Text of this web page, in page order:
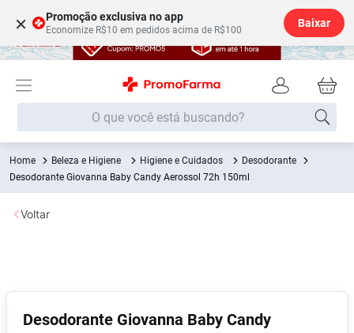
× Promoção exclusiva no app
Economize R$10 em pedidos acima de R$100
Baixar
O que você está buscando?
Beleza e Higiene Higiene e Cuidados
Desodorante
Desodorante Giovanna Baby Candy Aerossol 72h 150ml
Desodorante Giovanna Baby Candy
Voltar
Termos mais buscados
1º Fralda
2
6º Desodorante